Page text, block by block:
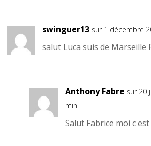
swinguer13 sur 1 décembre
salut Luca suis de Marseille
Anthony Fabre sur 20
min
Salut Fabrice moi c